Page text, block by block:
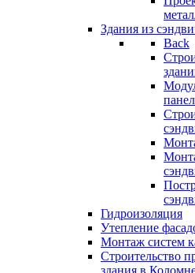
Здания из
Back
Гидроизоляция
Утепление
Монтаж систем
Строительство
здания в